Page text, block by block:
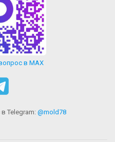
в MAX
Telegram: @mold78